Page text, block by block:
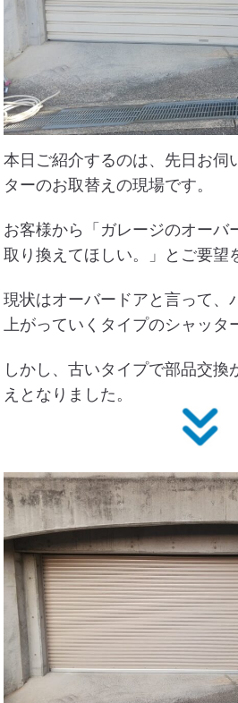
お問
よく
プライバ
採
本日ご紹介するのは、先日お伺
ターのお取替えの現場です。
お客様から「ガレージのオーバ
取り換えてほしい。」とご要望
現状はオーバードアと言って、
上がっていくタイプのシャッタ
しかし、古いタイプで部品交換
えとなりました。